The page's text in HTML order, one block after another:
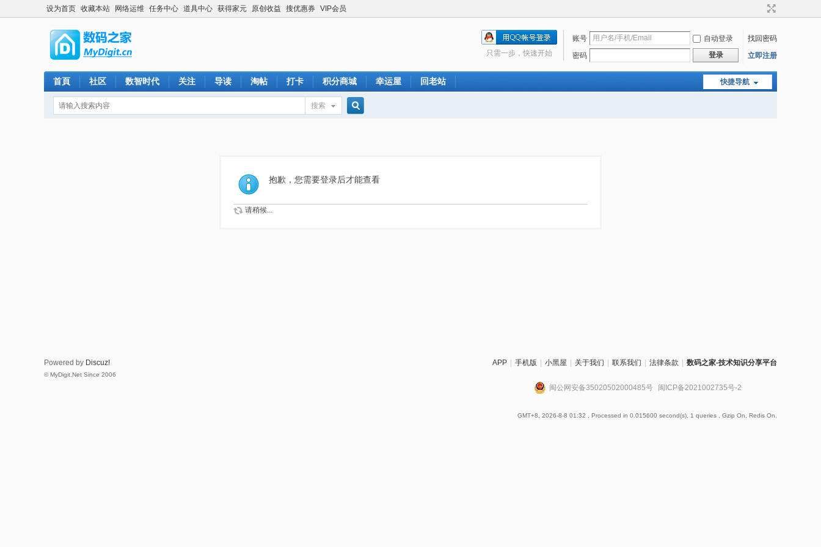
设为首页 收藏本站 网络运维 任务中心 道具中心 获得家元 原创收益 搜优惠券 VIP会员
账号 自动登录
找回密码
密码
登录 立即注册
只需一步，快速开始
快捷导航
首頁 社区 数智时代 关注 导读 淘帖 打卡 积分商城 幸运屋 回老站
搜索
索
抱歉，您需要登录后才能查看
请稍候...
APP 手机版 小黑屋 关于我们 联系我们 法律条款 数码之家-技术知识分享平台
闽公网安备35020502000485号 闽ICP备2021002735号-2
GMT+8, 2026-8-8 01:32 , Processed in 0.015600 second(s), 1 queries , Gzip On, Redis On.
Powered by Discuz!
© MyDigit.Net Since 2006